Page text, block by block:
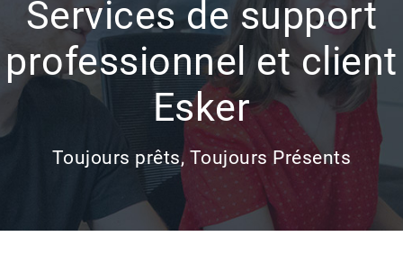
Services de support
professionnel et client
Esker
Toujours prêts, Toujours Présents